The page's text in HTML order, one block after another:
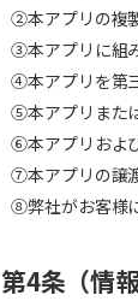
②本アプリの複
③本アプリに組
④本アプリを第
⑤本アプリまた
⑥本アプリおよ
⑦本アプリの譲
⑧弊社がお客様
第4条（情